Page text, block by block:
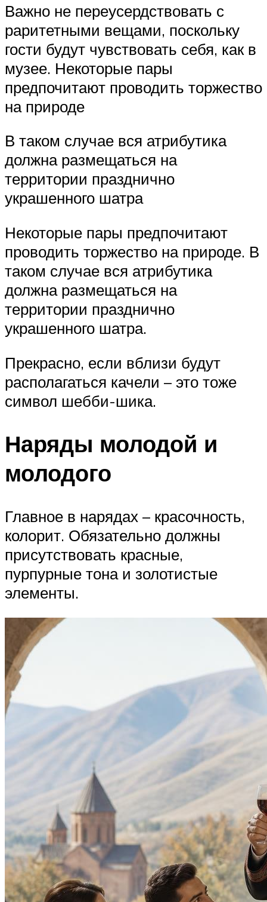
Важно не переусердствовать с
раритетными вещами, поскольку
гости будут чувствовать себя, как в
музее. Некоторые пары
предпочитают проводить торжество
на природе
В таком случае вся атрибутика
должна размещаться на
территории празднично
украшенного шатра
Некоторые пары предпочитают
проводить торжество на природе. В
таком случае вся атрибутика
должна размещаться на
территории празднично
украшенного шатра.
Прекрасно, если вблизи будут
располагаться качели – это тоже
символ шебби-шика.
Наряды молодой и
молодого
Главное в нарядах – красочность,
колорит. Обязательно должны
присутствовать красные,
пурпурные тона и золотистые
элементы.